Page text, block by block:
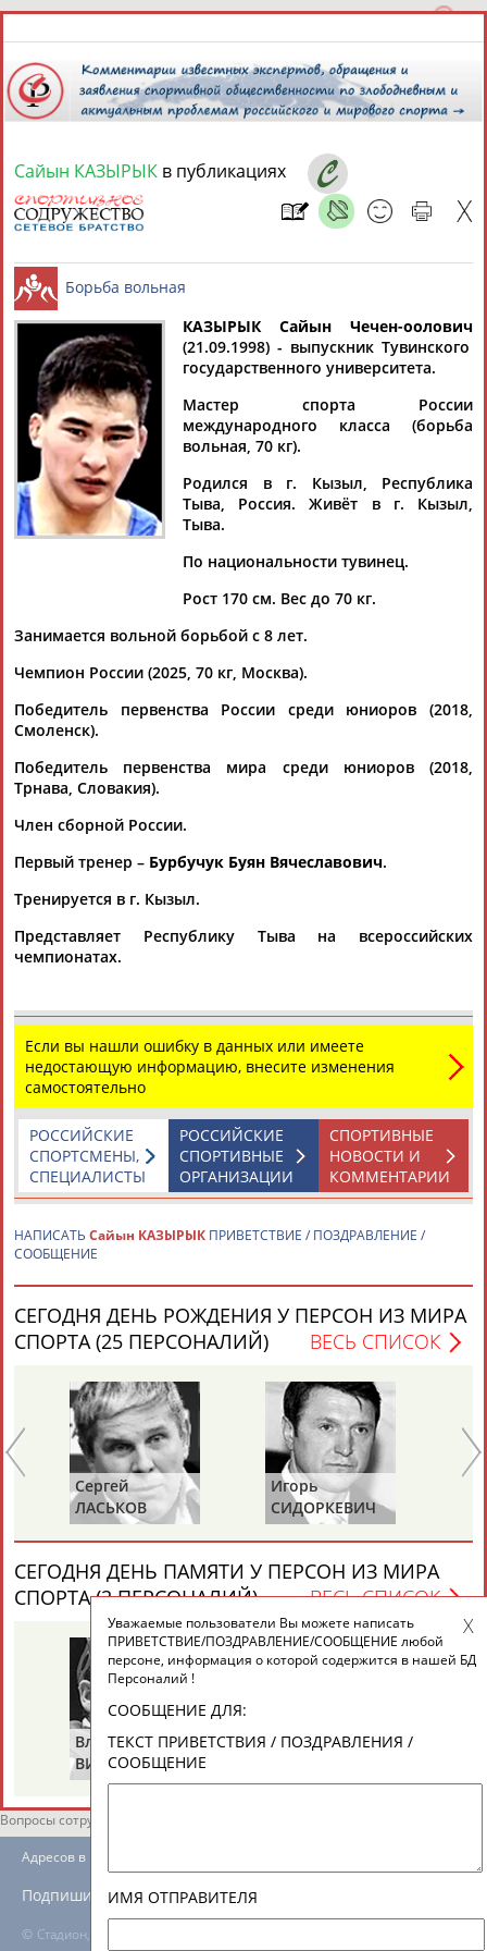
9 августа 2026 года,
СПОРТСМЕНЫ, ТРЕНЕРЫ И СПЕЦИАЛИСТЫ
Найдено: 13181персон Расширенный поиск
Аслаудин
АБАЕВ
Елена
АБАИМОВА
Мария
АБАКУМОВА
АБАЛАКИНА
АБАСОВА
АБАЧАРАЕВ
АБАШИДЗЕ
Флюра
АББАТЕ-
Татьяна
Акжана
Артур
Каримжан
АБДРАХМАНОВ
Аделя
АБДРАХМАНОВА
Андрей
АБДУВАЛИЕВ
Герман
АБДУЛАЕВ
Рамазан
АБДУЛАЕВ
АБДУЛАЕВ
АБДУЛАЗИЗОВАБДУЛБЕКОВ
Камалудин
АБДУЛДАУДОВ
Абдула
АБДУЛЖАЛИЛОВ
Магомед
АБДУЛКАГИРОВ
Назир
АБДУЛЛАЕВ
24 персон из 13181
ЕЩЁ ПЕРСОНЫ
ТАБЛО АКТИВНОСТИ
ЦЕЛИ ПРОЕКТА КОНТАКТЫ
Вопросы сотрудничества и совместной деятельности
© Стадион, 1998-2026
Адресов в новостной рассылке: 996
Подпишись
Сайын КАЗЫРЫК в публикациях
Борьба вольная
КАЗЫРЫК Сайын Чечен-оолович
(21.09.1998) - выпускник Тувинского
государственного университета.
Мастер спорта России
международного класса (борьба
вольная, 70 кг).
Родился в г. Кызыл, Республика
Тыва, Россия. Живёт в г. Кызыл,
Тыва.
По национальности тувинец.
Рост 170 см. Вес до 70 кг.
Занимается вольной борьбой с 8 лет.
Чемпион России (2025, 70 кг, Москва).
Победитель первенства России среди юниоров (2018,
Смоленск).
Победитель первенства мира среди юниоров (2018,
Трнава, Словакия).
Член сборной России.
Первый тренер – Бурбучук Буян Вячеславович.
Тренируется в г. Кызыл.
Представляет Республику Тыва на всероссийских
чемпионатах.
Если вы нашли ошибку в данных или имеете
недостающую информацию, внесите изменения
самостоятельно
СПОРТИВНЫЕ
НОВОСТИ И
КОММЕНТАРИИ
РОССИЙСКИЕ
СПОРТИВНЫЕ
ОРГАНИЗАЦИИ
РОССИЙСКИЕ
СПОРТСМЕНЫ,
СПЕЦИАЛИСТЫ
НАПИСАТЬ Сайын КАЗЫРЫК ПРИВЕТСТВИЕ / ПОЗДРАВЛЕНИЕ /
СООБЩЕНИЕ
СЕГОДНЯ ДЕНЬ РОЖДЕНИЯ У ПЕРСОН ИЗ МИРА
СПОРТА (25 ПЕРСОНАЛИЙ)
ВЕСЬ СПИСОК
Сергей
ЛАСЬКОВ
Игорь
СИДОРКЕВИЧ
СЕГОДНЯ ДЕНЬ ПАМЯТИ У ПЕРСОН ИЗ МИРА
СПОРТА (2 ПЕРСОНАЛИЙ)
ВЕСЬ СПИСОК
Владимир
ВИКУЛОВ
Володар
Уважаемые пользователи Вы можете написать
ПРИВЕТСТВИЕ/ПОЗДРАВЛЕНИЕ/СООБЩЕНИЕ любой
персоне, информация о которой содержится в нашей БД
Персоналий !
СООБЩЕНИЕ ДЛЯ:
ТЕКСТ ПРИВЕТСТВИЯ / ПОЗДРАВЛЕНИЯ /
СООБЩЕНИЕ
ИМЯ ОТПРАВИТЕЛЯ